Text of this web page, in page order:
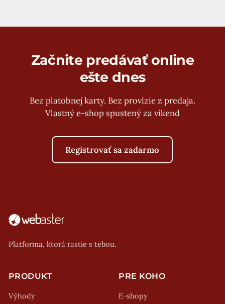
Začnite predávať online
ešte dnes
Bez platobnej karty. Bez provízie z predaja.
Vlastný e-shop spustený za víkend
Registrovať sa zadarmo
Platforma, ktorá rastie s tebou.
PRODUKT
Výhody
PRE KOHO
E-shopy